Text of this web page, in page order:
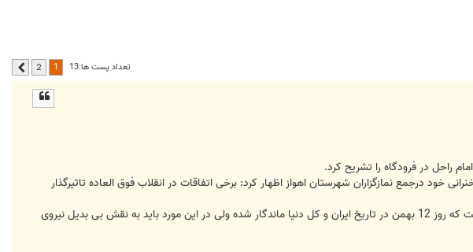
تعداد پست ها:13 1
2 بعدی
راحل در فرودگاه را تشریح کرد.
درجمع نمازگزاران شهرستان اهواز اظهار کرد: برخی اتفاقات در انقلاب فوق العاده تاثیرگذار
وی افزود: هیچ حرکت و اتفاقی بدون تفکر و اندیشه در تاریخ ماندگار نمی شود به همین دلیل است که روز 12 بهمن در تاریخ ایران و کل دنیا ماندگار شده ولی در این مورد باید به نقش بی بدیل نیروی